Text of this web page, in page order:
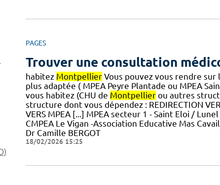
PAGES
Trouver une consultation
habitez MontpellierVous pouvez vous rendre sur
plus adaptée ( MPEA Peyre Plantade ou MPEA
vous habitez (CHU de Montpellierou autres
structure dont vous dépendez : REDIRECTION
VERS MPEA [...] MPEA secteur 1 - Saint Eloi / Lunel
CMPEA Le Vigan -Association Educative Mas
Dr Camille BERGOT
18/02/2026 15:25